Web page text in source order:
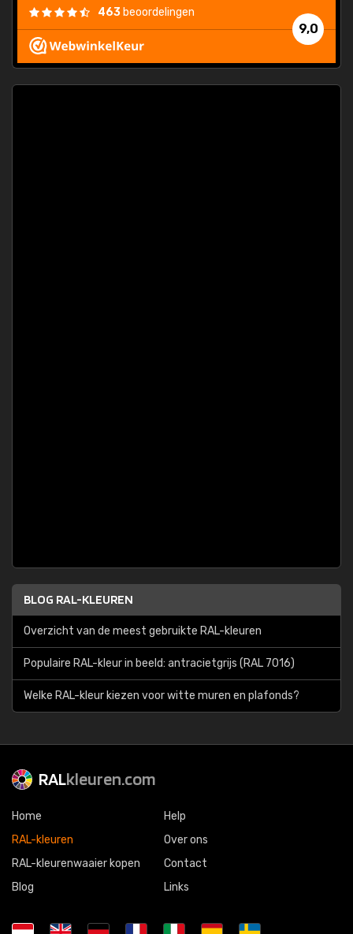
9,0
463 beoordelingen
BLOG RAL-KLEUREN
Overzicht van de meest gebruikte RAL-kleuren
Populaire RAL-kleur in beeld: antracietgrijs (RAL 7016)
Welke RAL-kleur kiezen voor witte muren en plafonds?
RALkleuren.com
Home
RAL-kleuren
RAL-kleurenwaaier kopen
Blog
Help
Over ons
Contact
Links